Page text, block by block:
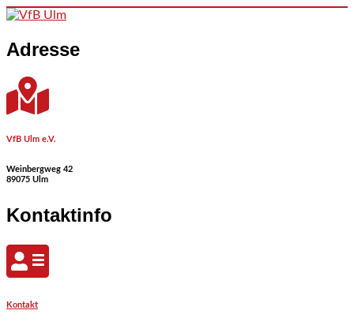
Skip to content
Adresse
VfB Ulm e.V.
Weinbergweg 42
89075 Ulm
Kontaktinfo
Kontakt